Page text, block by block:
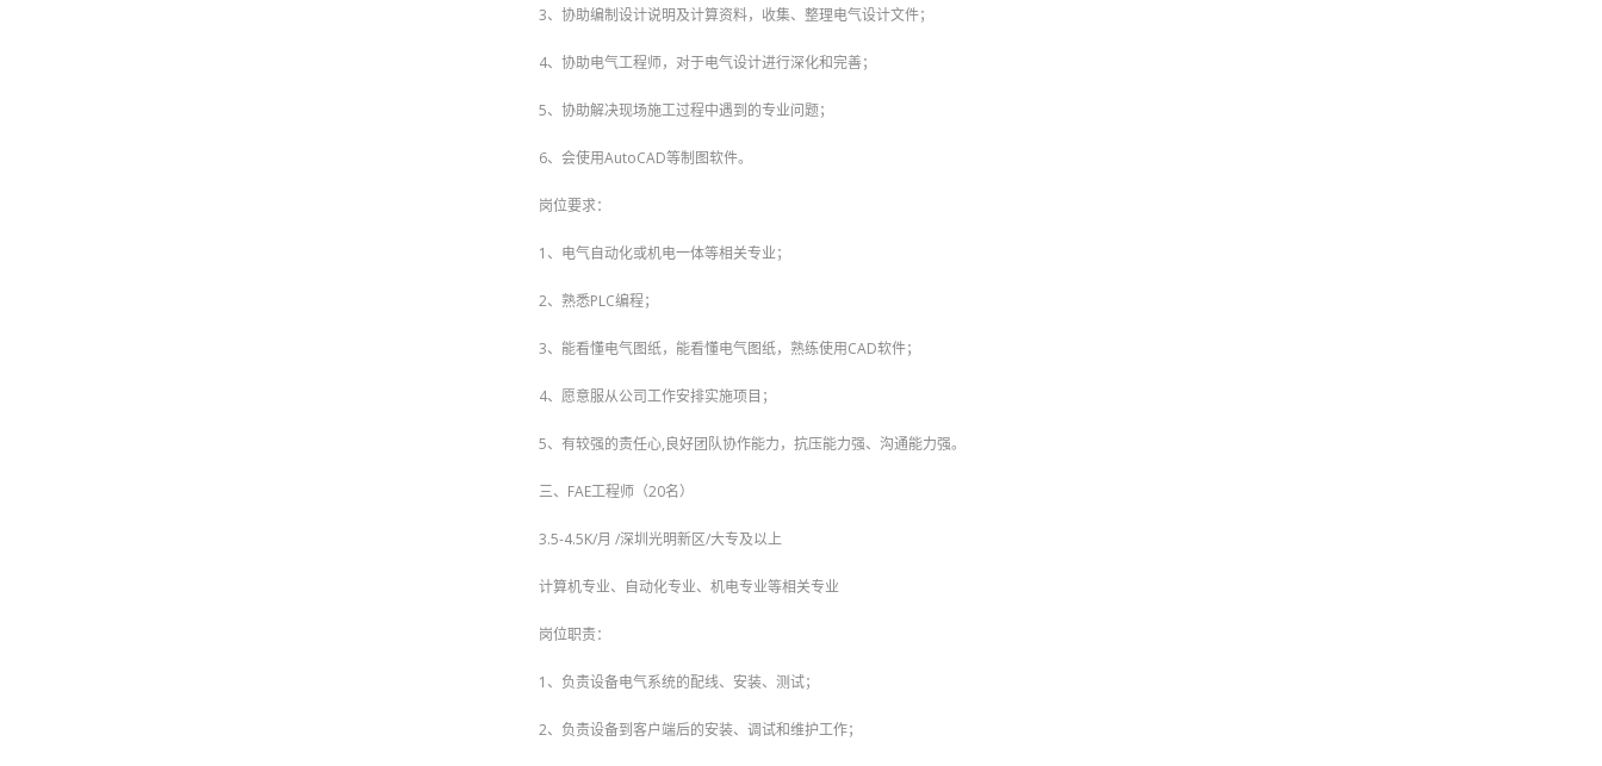
3、协助编制设计说明及计算资料，收集、整理电气设计文件；
4、协助电气工程师，对于电气设计进行深化和完善；
5、协助解决现场施工过程中遇到的专业问题；
6、会使用AutoCAD等制图软件。
岗位要求：
1、电气自动化或机电一体等相关专业；
2、熟悉PLC编程；
3、能看懂电气图纸，能看懂电气图纸，熟练使用CAD软件；
4、愿意服从公司工作安排实施项目；
5、有较强的责任心,良好团队协作能力，抗压能力强、沟通能力强。
三、 FAE工程师（20名）
3.5-4.5K/月 /深圳光明新区/大专及以上
计算机专业、自动化专业、机电专业等相关专业
岗位职责：
1、负责设备电气系统的配线、安装、测试；
2、负责设备到客户端后的安装、调试和维护工作；